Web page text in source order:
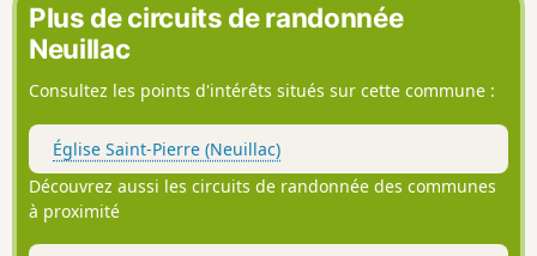
Plus de circuits de randonnée
Neuillac
Consultez les points d'intérêts situés sur cette commune :
Église Saint-Pierre (Neuillac)
Découvrez aussi les circuits de randonnée des communes
à proximité